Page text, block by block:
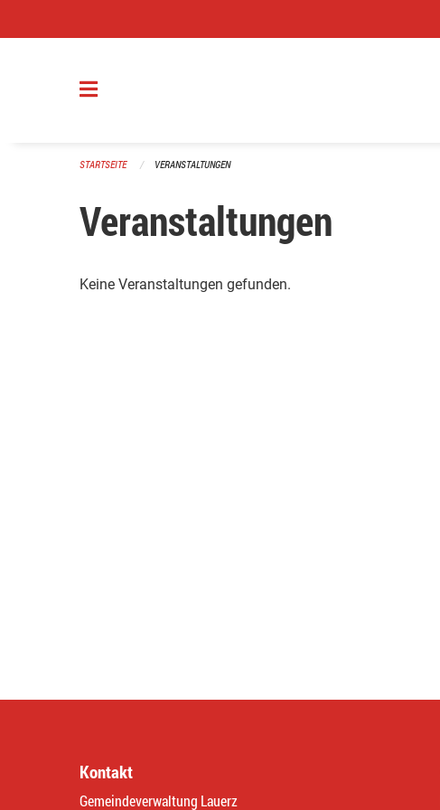
STARTSEITE VERANSTALTUNGEN
Veranstaltungen
Keine Veranstaltungen gefunden.
Kontakt
Gemeindeverwaltung Lauerz